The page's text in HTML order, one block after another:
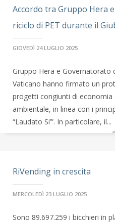
Accordo tra Gruppo Hera
riciclo di PET durante il
GIOVEDÌ 24 LUGLIO 2025
Gruppo Hera e Governatorato
Vaticano hanno firmato un
progetti congiunti di economia
ambientale, in linea con i
“Laudato Si’”. In particolare, il...
RiVending in crescita
MERCOLEDÌ 23 LUGLIO 2025
Sono 89.697.259 i bicchieri in